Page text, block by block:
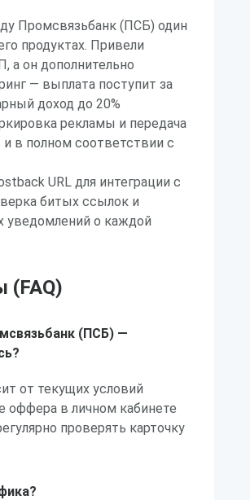
Промсвязьбанк (ПСБ) один
продуктах. Привели
а он дополнительно
— выплата поступит за
доход до 20%
рекламы и передача
в полном соответствии с
URL для интеграции с
битых ссылок и
уведомлений о каждой
(FAQ)
(ПСБ) —
от текущих условий
оффера в личном кабинете
проверять карточку